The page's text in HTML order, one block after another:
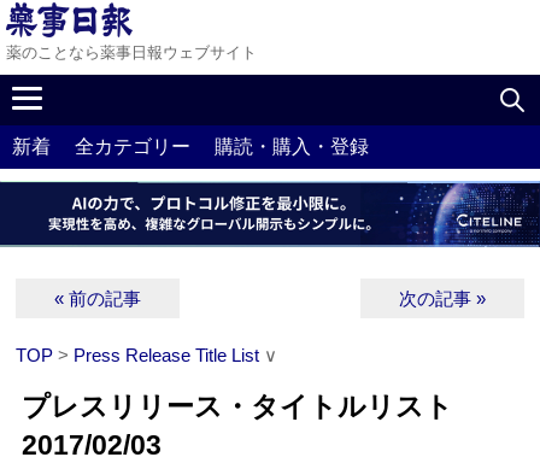
薬のことなら薬事日報ウェブサイト
新着 全カテゴリー 購読・購入・登録
« 前の記事 次の記事 »
TOP > Press Release Title List ∨
プレスリリース・タイトルリスト
2017/02/03